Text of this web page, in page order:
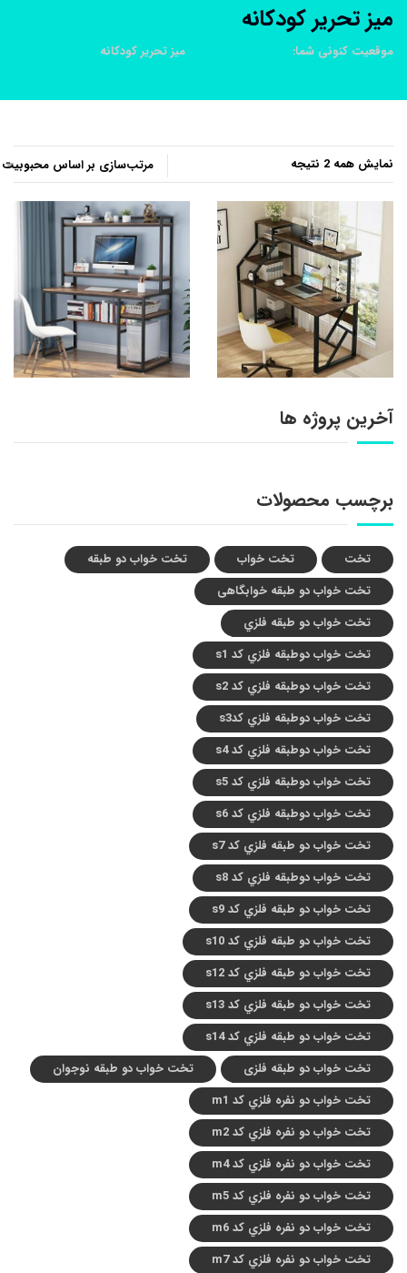
ميز تحرير کودکانه
موقعیت کنونی شما: ميز تحرير کودکانه
نمایش همه 2 نتیجه
بر
اساس
محبوبیت
آخرین پروژه ها
برچسب محصولات
تخت تخت خواب
تخت خواب دو طبقه
تخت خواب دو طبقه خوابگاهی
تخت خواب دو طبقه فلزي
تخت خواب دوطبقه فلزي کد s1
تخت خواب دوطبقه فلزي کد s2
تخت خواب دوطبقه فلزي کدs3
تخت خواب دوطبقه فلزي کد s4
تخت خواب دوطبقه فلزي کد s5
تخت خواب دوطبقه فلزي کد s6
تخت خواب دو طبقه فلزي کد s7
تخت خواب دوطبقه فلزي کد s8
تخت خواب دو طبقه فلزي کد s9
تخت خواب دو طبقه فلزي کد s10
تخت خواب دو طبقه فلزي کد s12
تخت خواب دو طبقه فلزي کد s13
تخت خواب دو طبقه فلزي کد s14
تخت خواب دو طبقه فلزی
تخت خواب دو طبقه نوجوان
تخت خواب دو نفره فلزي کد m1
تخت خواب دو نفره فلزي کد m2
تخت خواب دو نفره فلزي کد m4
تخت خواب دو نفره فلزي کد m5
تخت خواب دو نفره فلزي کد m6
تخت خواب دو نفره فلزي کد m7